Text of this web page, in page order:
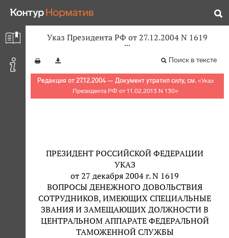
Указ Президента РФ от 27.12.2004 N 1619
Поиск в тексте
Редакция от 27.12.2004 — Документ утратил силу, см.«Указ
Президента РФ от 11.02.2013 N 130»
ПРЕЗИДЕНТ РОССИЙСКОЙ ФЕДЕРАЦИИ
УКАЗ
от 27 декабря 2004 г. N 1619
ВОПРОСЫ ДЕНЕЖНОГО ДОВОЛЬСТВИЯ
СОТРУДНИКОВ, ИМЕЮЩИХ СПЕЦИАЛЬНЫЕ
ЗВАНИЯ И ЗАМЕЩАЮЩИХ ДОЛЖНОСТИ В
ЦЕНТРАЛЬНОМ АППАРАТЕ ФЕДЕРАЛЬНОЙ
ТАМОЖЕННОЙ СЛУЖБЫ